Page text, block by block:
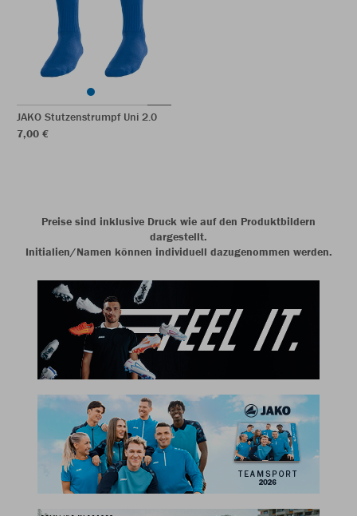
JAKO Stutzenstrumpf Uni 2.0
7,00 €
Preise sind inklusive Druck wie auf den Produktbildern
dargestellt.
Initialien/Namen können individuell dazugenommen werden.